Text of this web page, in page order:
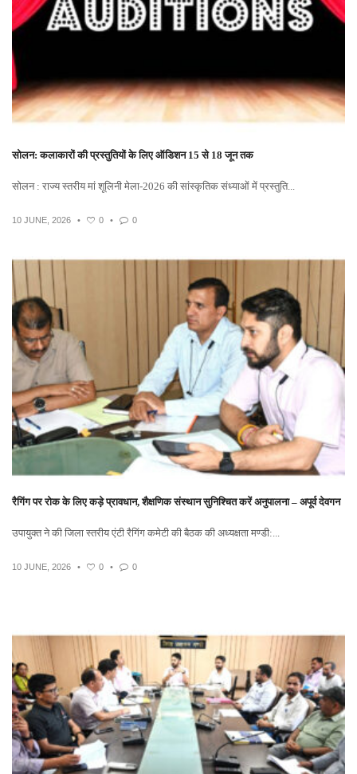
सोलन: कलाकारों की प्रस्तुतियों के लिए ऑडिशन 15 से 18 जून तक
सोलन : राज्य स्तरीय मां शूलिनी मेला-2026 की सांस्कृतिक संध्याओं में प्रस्तुति...
10 JUNE, 2026 • 0 • 0
रैगिंग पर रोक के लिए कड़े प्रावधान, शैक्षणिक संस्थान सुनिश्चित करें अनुपालना – अपूर्व देवगन
उपायुक्त ने की जिला स्तरीय एंटी रैगिंग कमेटी की बैठक की अध्यक्षता मण्डी:...
10 JUNE, 2026 • 0 • 0